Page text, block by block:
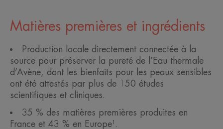
Matières premières et ingrédients
Production locale directement connectée à la
source pour préserver la pureté de l’Eau thermale
d’Avène, dont les bienfaits pour les peaux sensibles
ont été attestés par plus de 150 études
scientifiques et cliniques.
35 % des matières premières produites en
France et 43 % en Europe¹.